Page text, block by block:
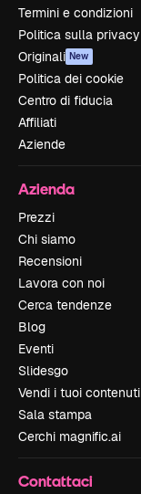
Termini e condizioni
Politica sulla privacy
Originali New
Politica dei cookie
Centro di fiducia
Affiliati
Aziende
Azienda
Prezzi
Chi siamo
Recensioni
Lavora con noi
Cerca tendenze
Blog
Eventi
Slidesgo
Vendi i tuoi contenuti
Sala stampa
Cerchi magnific.ai
Contattaci